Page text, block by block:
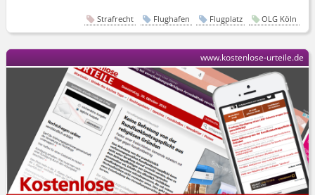
Strafrecht Flughafen Flugplatz OLG Köln
www.kostenlose-urteile.de